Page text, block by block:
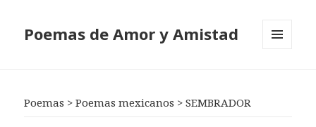
Poemas de Amor y Amistad
Poemas >Poemas mexicanos >SEMBRADOR